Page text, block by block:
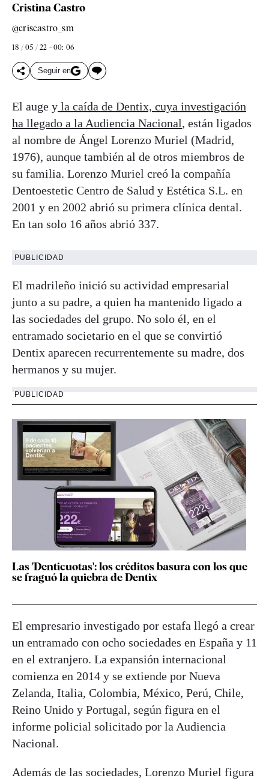
Cristina Castro
@criscastro_sm
18 / 05 / 22 - 00: 06
Seguir en
El auge y la caída de Dentix, cuya investigación
ha llegado a la Audiencia Nacional, están ligados
al nombre de Ángel Lorenzo Muriel (Madrid,
1976), aunque también al de otros miembros de
su familia. Lorenzo Muriel creó la compañía
Dentoestetic Centro de Salud y Estética S.L. en
2001 y en 2002 abrió su primera clínica dental.
En tan solo 16 años abrió 337.
PUBLICIDAD
El madrileño inició su actividad empresarial
junto a su padre, a quien ha mantenido ligado a
las sociedades del grupo. No solo él, en el
entramado societario en el que se convirtió
Dentix aparecen recurrentemente su madre, dos
hermanos y su mujer.
PUBLICIDAD
Las 'Denticuotas': los créditos basura con los que
se fraguó la quiebra de Dentix
El empresario investigado por estafa llegó a crear
un entramado con ocho sociedades en España y 11
en el extranjero. La expansión internacional
comienza en 2014 y se extiende por Nueva
Zelanda, Italia, Colombia, México, Perú, Chile,
Reino Unido y Portugal, según figura en el
informe policial solicitado por la Audiencia
Nacional.
Además de las sociedades, Lorenzo Muriel figura